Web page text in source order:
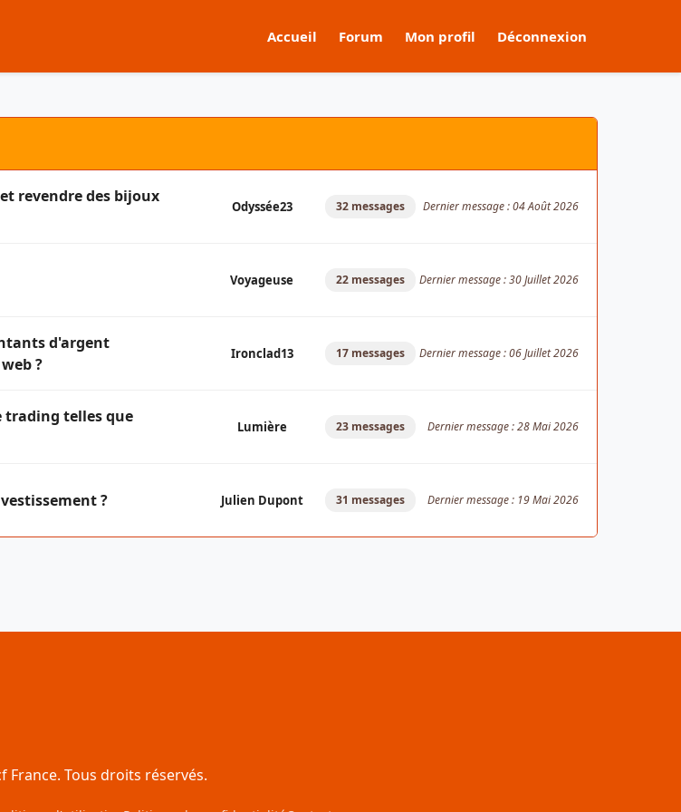
Accueil Forum Mon profil Déconnexion
revendre des bijoux
Odyssée23 32 messages Dernier message : 04 Août 2026
Voyageuse 22 messages Dernier message : 30 Juillet 2026
d'argent
?
Ironclad13 17 messages Dernier message : 06 Juillet 2026
trading telles que
Lumière 23 messages Dernier message : 28 Mai 2026
? Julien Dupont 31 messages Dernier message : 19 Mai 2026
France. Tous droits réservés.